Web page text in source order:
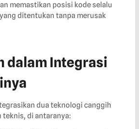
memastikan posisi kode selalu
ditentukan tanpa merusak
dalam Integrasi
dua teknologi canggih
di antaranya: